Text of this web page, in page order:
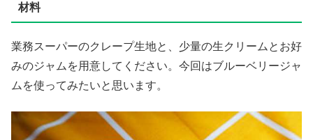
材料
業務スーパーのクレープ生地と、少量の生クリームとお好
みのジャムを用意してください。今回はブルーベリージャ
ムを使ってみたいと思います。